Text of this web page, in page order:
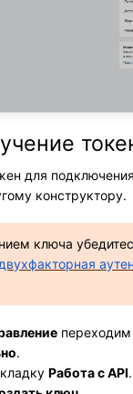
для
конструктору.
ключа
двухфакторная
.
Работа с API.